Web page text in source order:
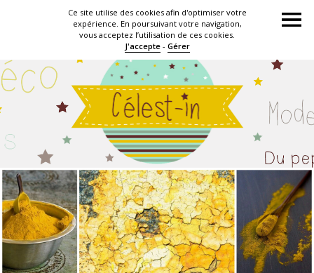
Ce site utilise des cookies afin d'optimiser votre
expérience. En poursuivant votre navigation,
vous acceptez l’utilisation de ces cookies.
J'accepte- Gérer